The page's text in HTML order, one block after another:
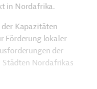
in Nordafrika.
der Kapazitäten
Förderung lokaler
der
Städten Nordafrikas